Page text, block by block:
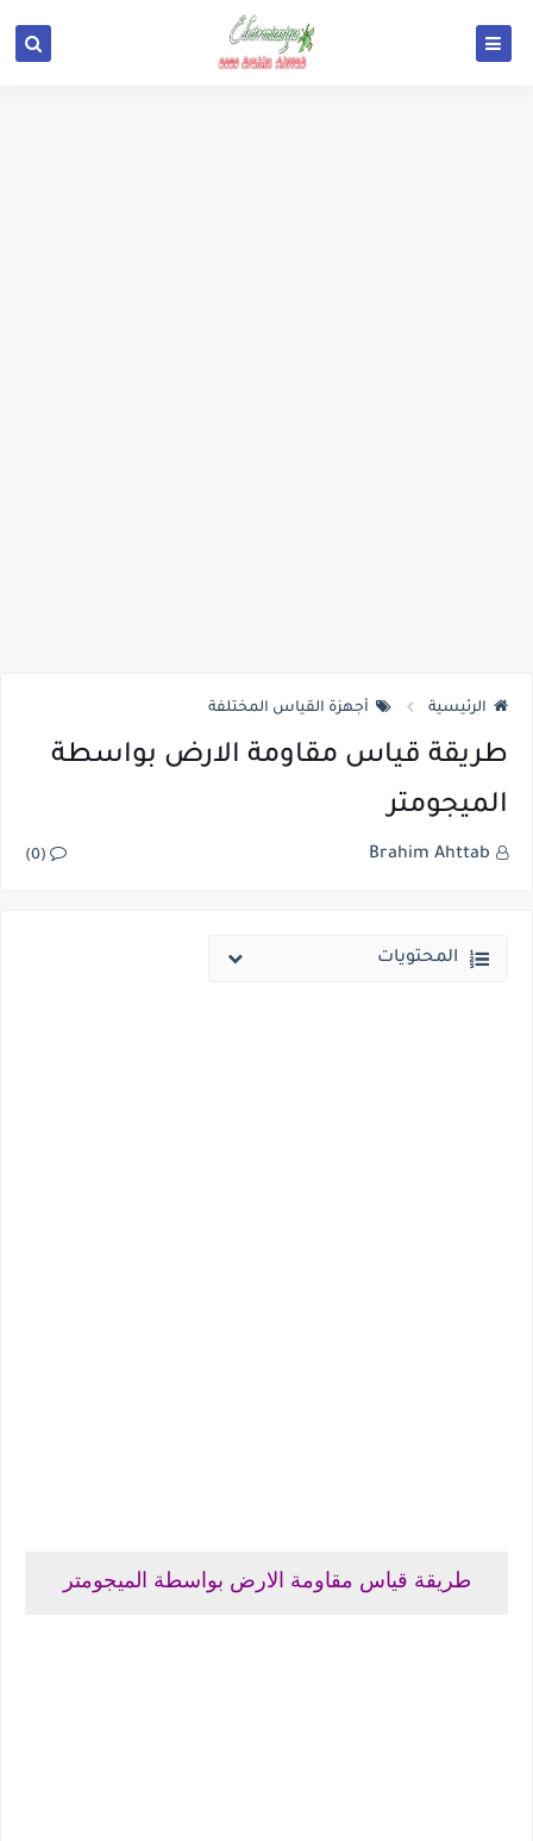
الرئيسية أجهزة القياس المختلفة
طريقة قياس مقاومة الارض بواسطة
الميجومتر
Brahim Ahttab
(0)
المحتويات
طريقة قياس مقاومة الارض بواسطة الميجومتر